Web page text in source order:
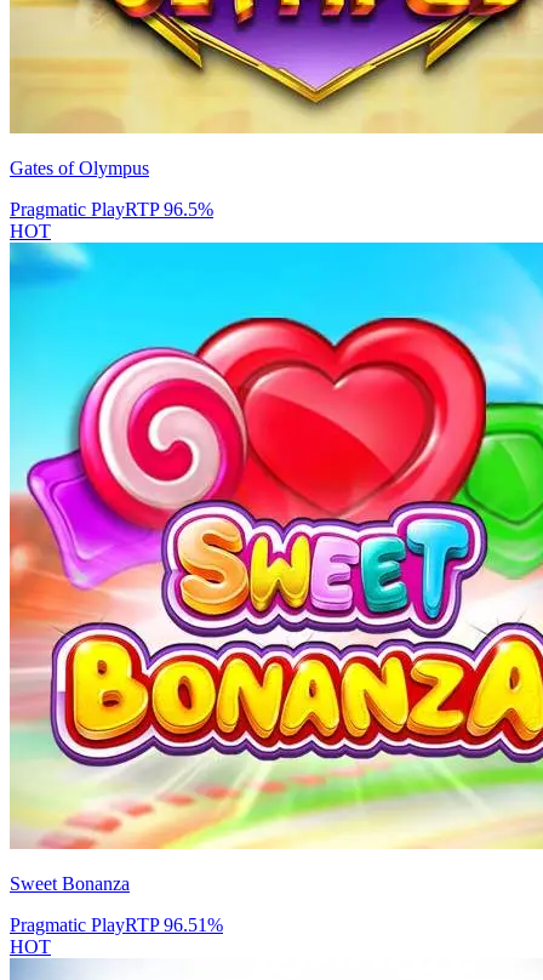
Gates of Olympus
Pragmatic PlayRTP96.5%
HOT
Sweet Bonanza
Pragmatic PlayRTP96.51%
HOT